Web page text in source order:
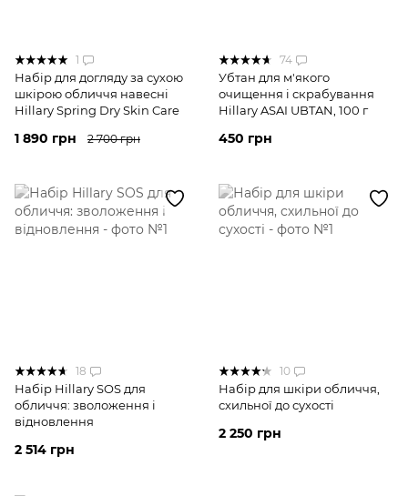
1
Набір для догляду за сухою
шкірою обличчя навесні
Hillary Spring Dry Skin Care
1 890 грн 2 700 грн
74
Убтан для м'якого
очищення і скрабування
Hillary ASAI UBTAN, 100 г
450 грн
18
Набір Hillary SOS для
обличчя: зволоження і
відновлення
2 514 грн
10
Набір для шкіри обличчя,
схильної до сухості
2 250 грн